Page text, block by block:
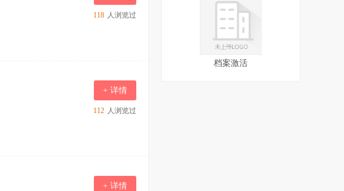
118 人浏览过
+ 详情
112 人浏览过
+ 详情
档案激活